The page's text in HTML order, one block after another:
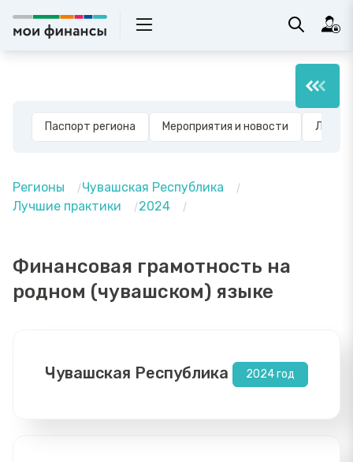
Паспорт региона Мероприятия и новости
Регионы
Чувашская Республика
Лучшие практики
2024
Финансовая грамотность на
родном (чувашском) языке
Чувашская Республика 2024 год